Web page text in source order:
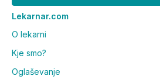
Lekarnar.com
O lekarni
Kje smo?
Oglaševanje